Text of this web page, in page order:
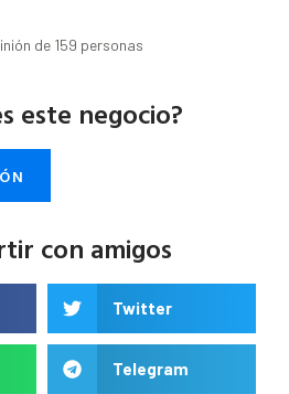
de 159 personas
este negocio?
con amigos
Twitter
Telegram